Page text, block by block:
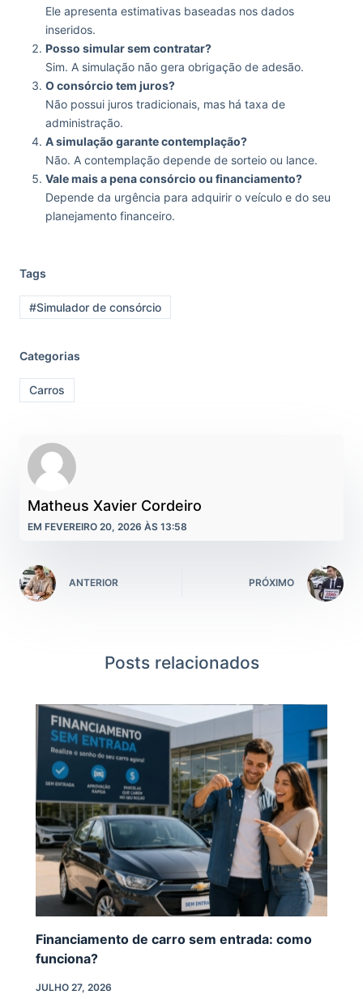
Ele apresenta estimativas baseadas nos dados
inseridos.
Posso simular sem contratar?
Sim. A simulação não gera obrigação de adesão.
O consórcio tem juros?
Não possui juros tradicionais, mas há taxa de
administração.
A simulação garante contemplação?
Não. A contemplação depende de sorteio ou lance.
Vale mais a pena consórcio ou financiamento?
Depende da urgência para adquirir o veículo e do seu
planejamento financeiro.
Tags
#Simulador de consórcio
Categorias
Carros
Matheus Xavier Cordeiro
EM FEVEREIRO 20, 2026 ÀS 13:58
ANTERIOR PRÓXIMO
Posts relacionados
Financiamento de carro sem entrada: como
funciona?
JULHO 27, 2026